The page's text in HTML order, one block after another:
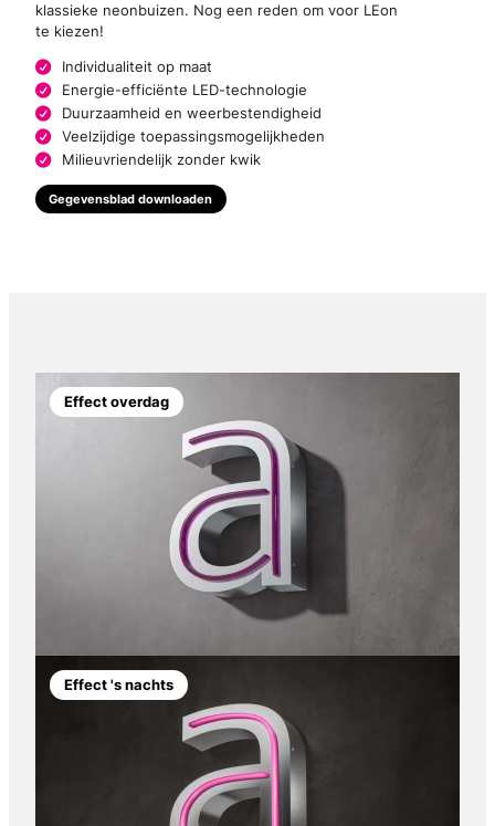
klassieke neonbuizen. Nog een reden om voor LEon
te kiezen!
Individualiteit op maat
Energie-efficiënte LED-technologie
Duurzaamheid en weerbestendigheid
Veelzijdige toepassingsmogelijkheden
Milieuvriendelijk zonder kwik
Gegevensblad downloaden
Effect overdag
Effect 's nachts